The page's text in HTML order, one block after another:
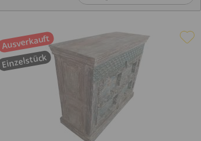
Ausverkauft
Einzelstück